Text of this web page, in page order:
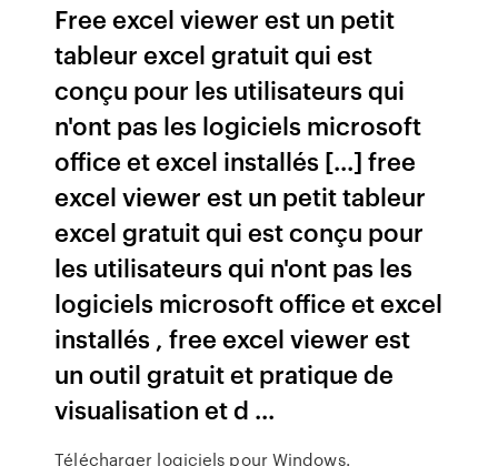
Free excel viewer est un petit
tableur excel gratuit qui est
conçu pour les utilisateurs qui
n'ont pas les logiciels microsoft
office et excel installés [...] free
excel viewer est un petit tableur
excel gratuit qui est conçu pour
les utilisateurs qui n'ont pas les
logiciels microsoft office et excel
installés , free excel viewer est
un outil gratuit et pratique de
visualisation et d ...
Télécharger logiciels pour Windows.